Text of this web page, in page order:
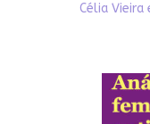
Célia Vieira